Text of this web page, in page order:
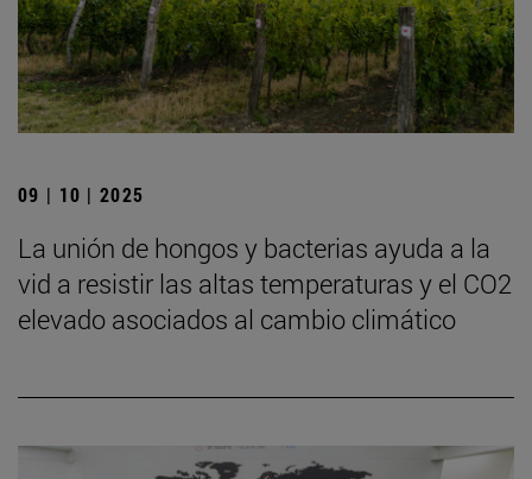
09 | 10 | 2025
La unión de hongos y bacterias ayuda a la
vid a resistir las altas temperaturas y el CO2
elevado asociados al cambio climático